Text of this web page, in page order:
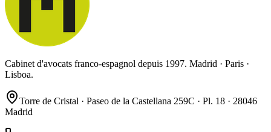
Cabinet d'avocats franco-espagnol depuis 1997. Madrid · Paris ·
Lisboa.
Torre de Cristal · Paseo de la Castellana 259C · Pl. 18 · 28046
Madrid